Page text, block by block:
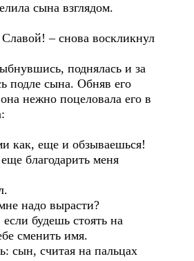
сына взглядом.
– снова воскликнул
поднялась и за
подле сына. Обняв его
нежно поцеловала его в
как, еще и обзываешься!
благодарить меня
надо вырасти?
будешь стоять на
сменить имя.
сын, считая на пальцах